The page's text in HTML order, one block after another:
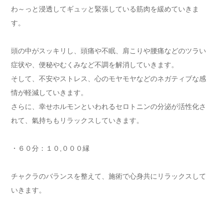
わ～っと浸透してギュッと緊張している筋肉を緩めていきま
す。
頭の中がスッキリし、頭痛や不眠、肩こりや腰痛などのツラい
症状や、便秘やむくみなど不調を解消していきます。
そして、不安やストレス、心のモヤモヤなどのネガティブな感
情が軽減していきます。
さらに、幸せホルモンといわれるセロトニンの分泌が活性化さ
れて、氣持ちもリラックスしていきます。
・６０分：１０,０００縁
チャクラのバランスを整えて、施術で心身共にリラックスして
いきます。